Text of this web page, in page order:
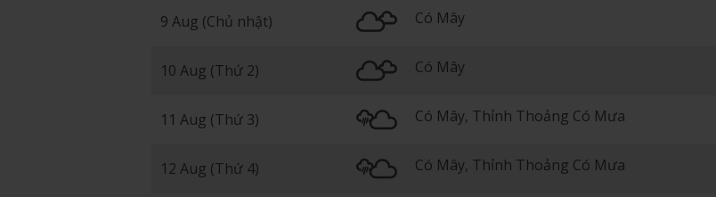
9 Aug (Chủ nhật) Có Mây
10 Aug (Thứ 2) Có Mây
11 Aug (Thứ 3) Có Mây, Thỉnh Thoảng Có Mưa
12 Aug (Thứ 4) Có Mây, Thỉnh Thoảng Có Mưa